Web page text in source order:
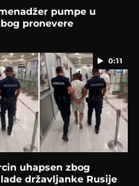
pumpe u
pronevere
0:11
uhapsen zbog
državljanke Rusije